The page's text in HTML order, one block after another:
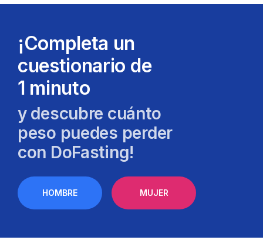
¡Completa un
cuestionario de
1 minuto
y descubre cuánto
peso puedes perder
con DoFasting!
HOMBRE MUJER